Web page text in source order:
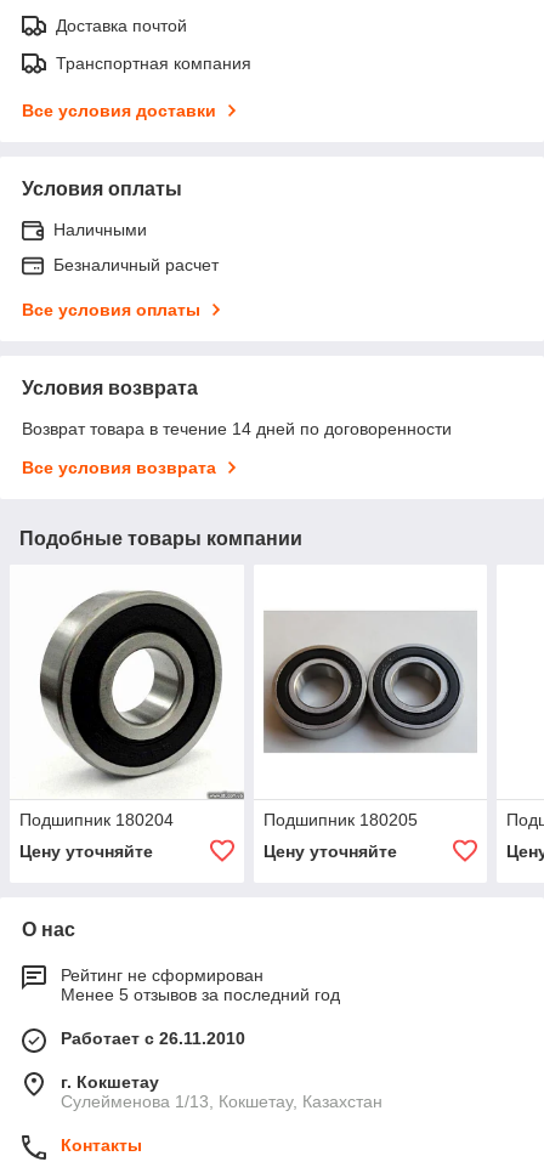
Доставка почтой
Транспортная компания
Все условия доставки
Условия оплаты
Наличными
Безналичный расчет
Все условия оплаты
Условия возврата
Возврат товара в течение 14 дней по договоренности
Все условия возврата
Подобные товары компании
Подшипник 180204
Цену уточняйте
Подшипник 180205
Цену уточняйте
О нас
Рейтинг не сформирован
Менее 5 отзывов за последний год
Работает с 26.11.2010
г. Кокшетау
Сулейменова 1/13, Кокшетау, Казахстан
Контакты